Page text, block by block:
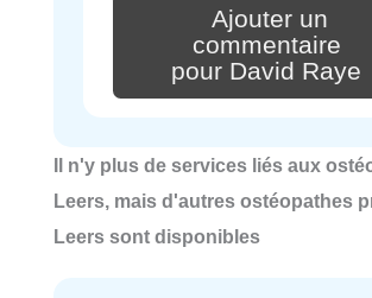
Ajouter un
commentaire
pour David Raye
Il n'y plus de services liés aux
Leers, mais d'autres ostéopathes
Leers sont disponibles